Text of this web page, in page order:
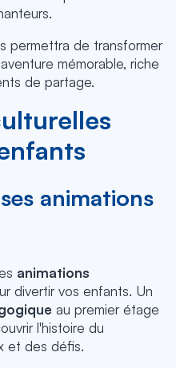
permettra de transformer
mémorable, riche
de partage.
animations
animations
divertir vos enfants. Un
au premier étage
l'histoire du
et des défis.